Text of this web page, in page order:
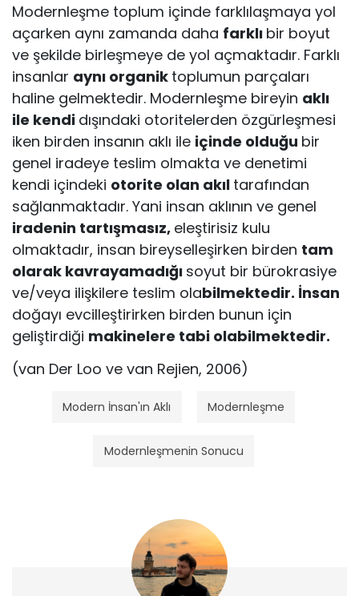
Modernleşme toplum içinde farklılaşmaya yol
açarken aynı zamanda daha farklı bir boyut
ve şekilde birleşmeye de yol açmaktadır. Farklı
insanlar aynı organik toplumun parçaları
haline gelmektedir. Modernleşme bireyin aklı
ile kendi dışındaki otoritelerden özgürleşmesi
iken birden insanın aklı ile içinde olduğu bir
genel iradeye teslim olmakta ve denetimi
kendi içindeki otorite olan akıl tarafından
sağlanmaktadır. Yani insan aklının ve genel
iradenin tartışmasız, eleştirisiz kulu
olmaktadır, insan bireyselleşirken birden tam
olarak kavrayamadığı soyut bir bürokrasiye
ve/veya ilişkilere teslim olabilmektedir. İnsan
doğayı evcilleştirirken birden bunun için
geliştirdiği makinelere tabi olabilmektedir.
(van Der Loo ve van Rejien, 2006)
Modern İnsan'ın Aklı Modernleşme
Modernleşmenin Sonucu